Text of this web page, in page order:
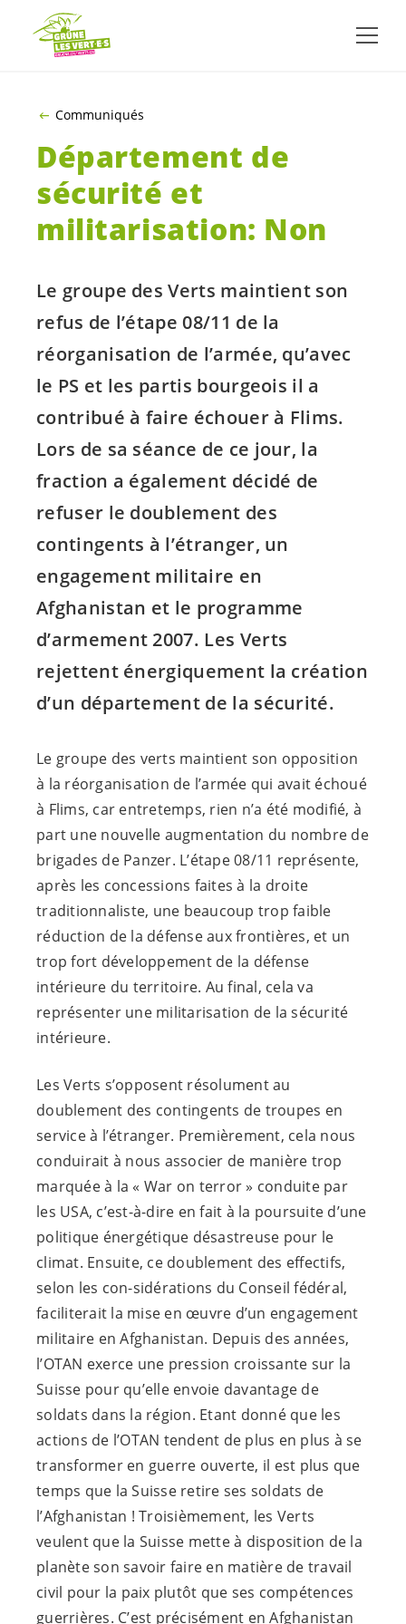
ALLER AU CONTENU PRINCIPAL
Communiqués
Département de
sécurité et
militarisation: Non
Le groupe des Verts maintient son
refus de l’étape 08/11 de la
réorganisation de l’armée, qu’avec
le PS et les partis bourgeois il a
contribué à faire échouer à Flims.
Lors de sa séance de ce jour, la
fraction a également décidé de
refuser le doublement des
contingents à l’étranger, un
engagement militaire en
Afghanistan et le programme
d’armement 2007. Les Verts
rejettent énergiquement la création
d’un département de la sécurité.
Le groupe des verts maintient son opposition
à la réorganisation de l’armée qui avait échoué
à Flims, car entretemps, rien n’a été modifié, à
part une nouvelle augmentation du nombre de
brigades de Panzer. L’étape 08/11 représente,
après les concessions faites à la droite
traditionnaliste, une beaucoup trop faible
réduction de la défense aux frontières, et un
trop fort développement de la défense
intérieure du territoire. Au final, cela va
représenter une militarisation de la sécurité
intérieure.
Les Verts s’opposent résolument au
doublement des contingents de troupes en
service à l’étranger. Premièrement, cela nous
conduirait à nous associer de manière trop
marquée à la « War on terror » conduite par
les USA, c’est-à-dire en fait à la poursuite d’une
politique énergétique désastreuse pour le
climat. Ensuite, ce doublement des effectifs,
selon les con-sidérations du Conseil fédéral,
faciliterait la mise en œuvre d’un engagement
militaire en Afghanistan. Depuis des années,
l’OTAN exerce une pression croissante sur la
Suisse pour qu’elle envoie davantage de
soldats dans la région. Etant donné que les
actions de l’OTAN tendent de plus en plus à se
transformer en guerre ouverte, il est plus que
temps que la Suisse retire ses soldats de
l’Afghanistan ! Troisièmement, les Verts
veulent que la Suisse mette à disposition de la
planète son savoir faire en matière de travail
civil pour la paix plutôt que ses compétences
guerrières. C’est précisément en Afghanistan